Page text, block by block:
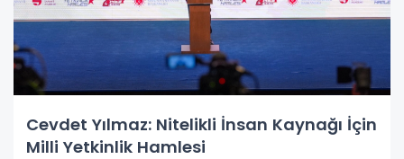
Cevdet Yılmaz: Nitelikli İnsan Kaynağı İçin
Milli Yetkinlik Hamlesi